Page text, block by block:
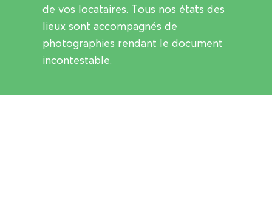
de vos locataires. Tous nos états des
lieux sont accompagnés de
photographies rendant le document
incontestable.